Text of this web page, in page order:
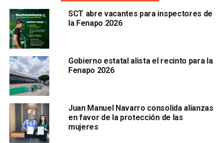
Gallardo afirmó que los edificios fueron hechos al
“ahí se va” y no están reforzados con zapatas para
evitar los hundimientos que hoy está presentando el
C5y otros edificios de gobierno del estado, por lo que se
continúan con las investigaciones de las denuncias que se
interpusieron por la construcción de estos inmuebles.
“Se metieron las denuncias, están pidiendo la parte
legal los peritajes, tienen que entregar los peritajes
de construcción del tema legal y definir qué fue lo
que sucedió
, aparentemente estamos en un suelo muy
blando pero cuando se construyeron ni siquiera zapatas
SCT abre vacantes para inspectores de
la Fenapo 2026
Gobierno estatal alista el recinto para la
Fenapo 2026
Juan Manuel Navarro consolida alianzas
en favor de la protección de las
mujeres